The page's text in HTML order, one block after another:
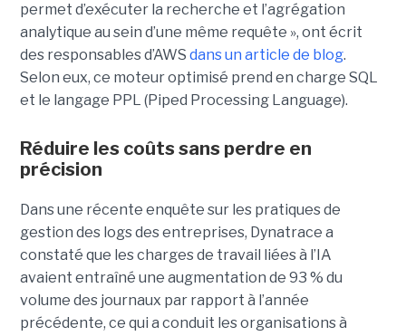
permet d’exécuter la recherche et l’agrégation
analytique au sein d’une même requête », ont écrit
des responsables d’AWS dans un article de blog.
Selon eux, ce moteur optimisé prend en charge SQL
et le langage PPL (Piped Processing Language).
Réduire les coûts sans perdre en
précision
Dans une récente enquête sur les pratiques de
gestion des logs des entreprises, Dynatrace a
constaté que les charges de travail liées à l’IA
avaient entraîné une augmentation de 93 % du
volume des journaux par rapport à l’année
précédente, ce qui a conduit les organisations à